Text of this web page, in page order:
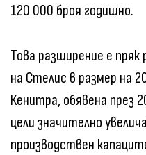
120 000 броя годишно.
Това разширение е
на Стелис в размер на
Кенитра, обявена през
цели значително
производствен